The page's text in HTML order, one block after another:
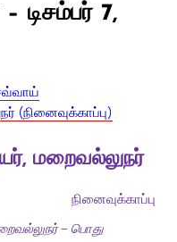
டிசம்பர் 7,
(நினைவுக்காப்பு)
மறைவல்லுநர்
நினைவுக்காப்பு
– பொது